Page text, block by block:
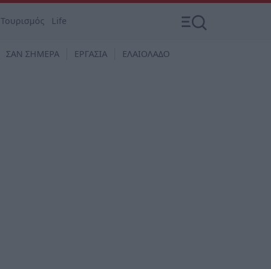
Τουρισμός Life
ΣΑΝ ΣΗΜΕΡΑ ΕΡΓΑΣΙΑ ΕΛΑΙΟΛΑΔΟ